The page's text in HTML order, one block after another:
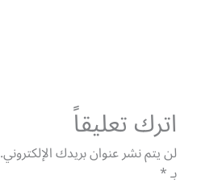
اترك تعليقاً
لن يتم نشر عنوان بريدك الإلكتروني.
بـ*